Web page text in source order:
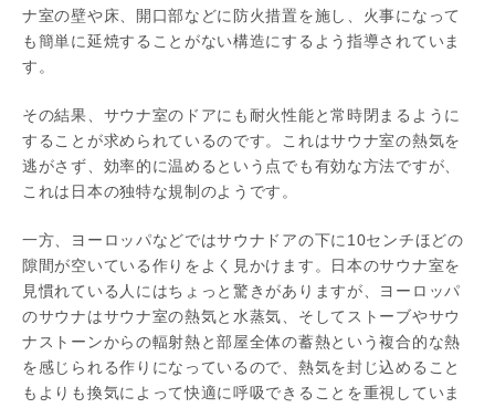
ナ室の壁や床、開口部などに防火措置を施し、火事になって
も簡単に延焼することがない構造にするよう指導されていま
す。
その結果、サウナ室のドアにも耐火性能と常時閉まるように
することが求められているのです。これはサウナ室の熱気を
逃がさず、効率的に温めるという点でも有効な方法ですが、
これは日本の独特な規制のようです。
一方、ヨーロッパなどではサウナドアの下に10センチほどの
隙間が空いている作りをよく見かけます。日本のサウナ室を
見慣れている人にはちょっと驚きがありますが、ヨーロッパ
のサウナはサウナ室の熱気と水蒸気、そしてストーブやサウ
ナストーンからの輻射熱と部屋全体の蓄熱という複合的な熱
を感じられる作りになっているので、熱気を封じ込めること
もよりも換気によって快適に呼吸できることを重視していま